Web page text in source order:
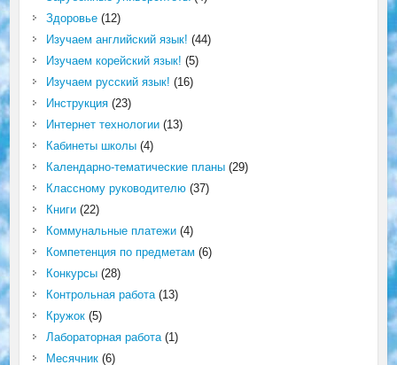
Здоровье(12)
Изучаем английский язык! (44)
Изучаем корейский язык! (5)
Изучаем русский язык! (16)
Инструкция(23)
Интернет технологии(13)
Кабинеты школы(4)
Календарно-тематические планы(29)
Классному руководителю(37)
Книги(22)
Коммунальные платежи(4)
Компетенция по предметам (6)
Конкурсы(28)
Контрольная работа(13)
Кружок(5)
Лабораторная работа(1)
Месячник(6)